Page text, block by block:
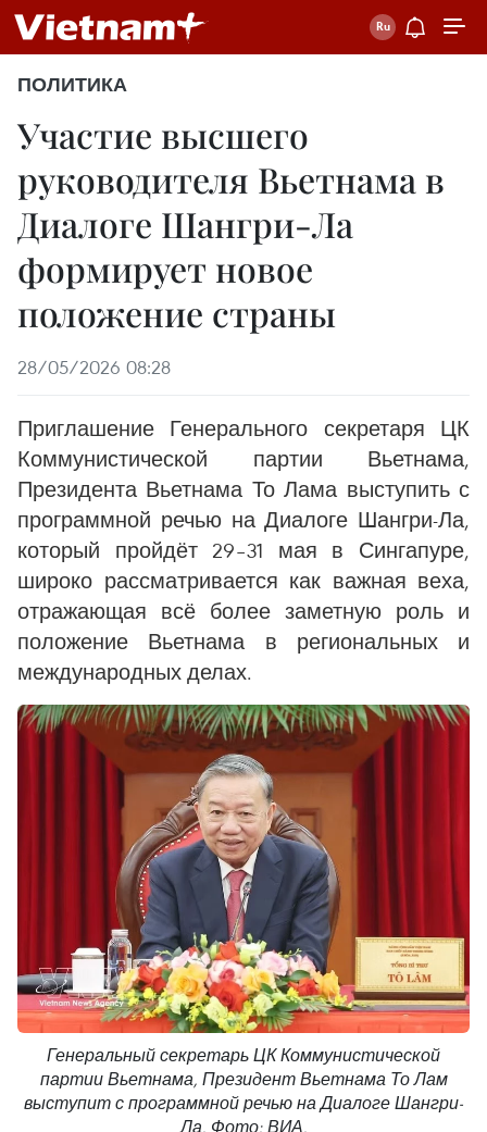
ПОЛИТИКА
Участие высшего
руководителя Вьетнама в
Диалоге Шангри-Ла
формирует новое
положение страны
28/05/2026 08:28
Приглашение Генерального секретаря ЦК
Коммунистической партии Вьетнама,
Президента Вьетнама То Лама выступить с
программной речью на Диалоге Шангри-Ла,
который пройдёт 29–31 мая в Сингапуре,
широко рассматривается как важная веха,
отражающая всё более заметную роль и
положение Вьетнама в региональных и
международных делах.
Генеральный секретарь ЦК Коммунистической
партии Вьетнама, Президент Вьетнама То Лам
выступит с программной речью на Диалоге Шангри-
Ла. Фото: ВИА.